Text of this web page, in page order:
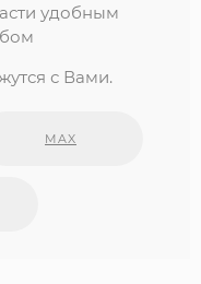
удобным
с Вами.
MAX